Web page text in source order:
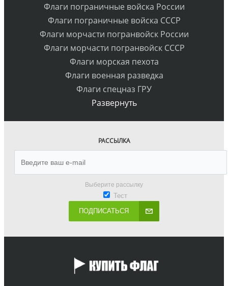
Флаги пограничные войска России
Флаги пограничные войска СССР
Флаги морчасти погранвойск России
Флаги морчасти погранвойск СССР
Флаги морская пехота
Флаги военная разведка
Флаги спецназ ГРУ
Развернуть
РАССЫЛКА
Выберите рассылку
Тест
ПОДПИСАТЬСЯ